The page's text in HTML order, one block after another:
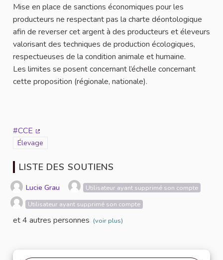
Mise en place de sanctions économiques pour les
producteurs ne respectant pas la charte déontologique
afin de reverser cet argent à des producteurs et éleveurs
valorisant des techniques de production écologiques,
respectueuses de la condition animale et humaine.
Les limites se posent concernant l’échelle concernant
cette proposition (régionale, nationale).
#CCE
Filtrer les résultats de la catégorie : Élevage
Élevage
LISTE DES SOUTIENS
Lucie Grau
Utilisateur ayant supprimé son compte
Utilisateur ayant supprimé son compte
et 4 autres personnes (voir plus)